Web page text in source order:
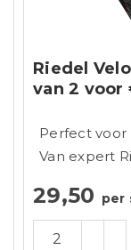
Riedel
van 2 voor
Perfect voor
Van expert
29,50 per